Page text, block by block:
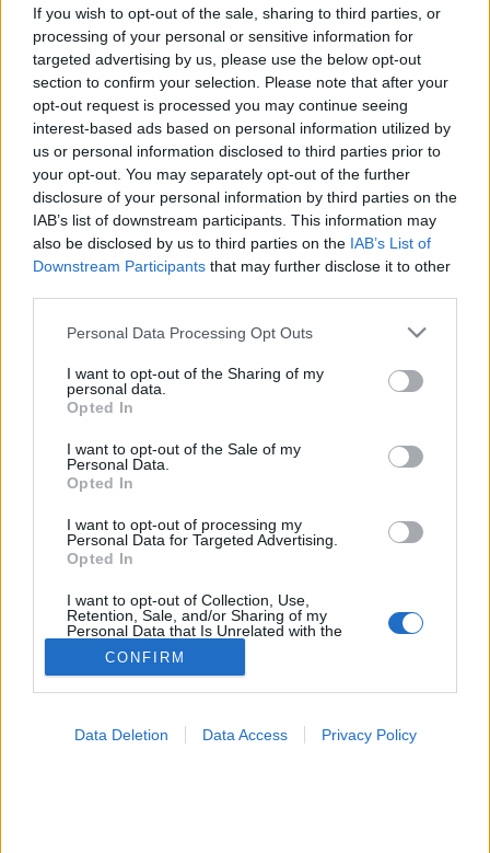
If you wish to opt-out of the sale, sharing to third parties, or
processing of your personal or sensitive information for
targeted advertising by us, please use the below opt-out
section to confirm your selection. Please note that after your
opt-out request is processed you may continue seeing
interest-based ads based on personal information utilized by
us or personal information disclosed to third parties prior to
your opt-out. You may separately opt-out of the further
disclosure of your personal information by third parties on the
IAB’s list of downstream participants. This information may
also be disclosed by us to third parties on the IAB’s List of
Downstream Participants that may further disclose it to other
Please note that this website/app uses one or more Google
not limited to your visit or usage behaviour. You may click to
grant or deny consent to Google and its third-party tags to
use your data for below specified purposes in below Google
consent section.
Personal Data Processing Opt Outs
I want to opt-out of the Sharing of my
personal data.
Opted In
I want to opt-out of the Sale of my
Personal Data.
Opted In
I want to opt-out of processing my
Personal Data for Targeted Advertising.
Opted In
I want to opt-out of Collection, Use,
Retention, Sale, and/or Sharing of my
Personal Data that Is Unrelated with the
Purposes for which it was collected.
Opted Out
CONFIRM
Data Deletion Data Access Privacy Policy
Betegségek
2024. április 09. 22:04